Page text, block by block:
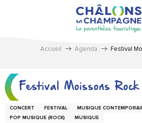
Accueil Agenda Festival
Festival Moissons Rock
CONCERT FESTIVAL
MUSIQUE
POP MUSIQUE (ROCK)
MUSIQUE